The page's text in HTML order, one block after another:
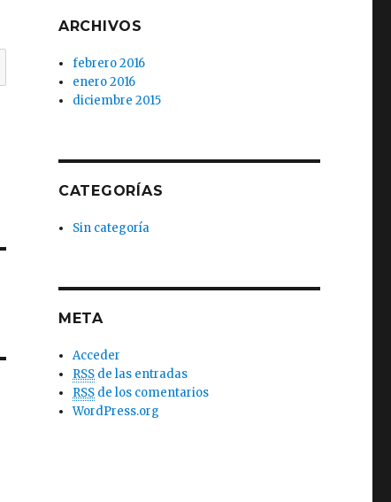
ARCHIVOS
febrero 2016
enero 2016
diciembre 2015
CATEGORÍAS
Sin categoría
META
Acceder
RSS de las entradas
RSS de los comentarios
WordPress.org